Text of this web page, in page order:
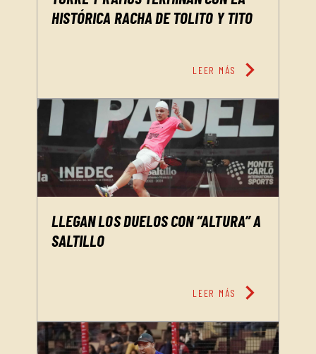
HISTÓRICA RACHA DE TOLITO Y TITO
LEER MÁS chevron_right
LLEGAN LOS DUELOS CON “ALTURA” A
SALTILLO
LEER MÁS chevron_right